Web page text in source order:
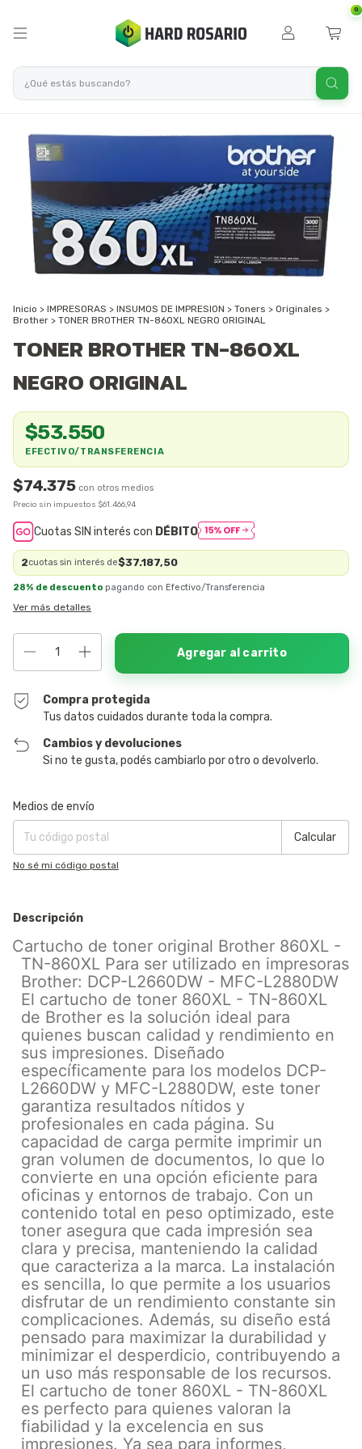
0
Inicio > IMPRESORAS > INSUMOS DE IMPRESION > Toners > Originales >
Brother > TONER BROTHER TN-860XL NEGRO ORIGINAL
TONER BROTHER TN-860XL
NEGRO ORIGINAL
$74.375
Precio sin impuestos $61.466,94
$53.550
EFECTIVO/TRANSFERENCIA
Cuotas SIN interés con DÉBITO
2cuotas sin interés de$37.187,50
28% de descuento pagando con Efectivo/Transferencia
Ver más detalles
Compra protegida
Tus datos cuidados durante toda la compra.
Cambios y devoluciones
Si no te gusta, podés cambiarlo por otro o devolverlo.
Entregas para el CP:
Medios de envío
Calcular
No sé mi código postal
Descripción
Cartucho de toner original Brother 860XL -
TN-860XL Para ser utilizado en impresoras
Brother: DCP-L2660DW - MFC-L2880DW
El cartucho de toner 860XL - TN-860XL
de Brother es la solución ideal para
quienes buscan calidad y rendimiento en
sus impresiones. Diseñado
específicamente para los modelos DCP-
L2660DW y MFC-L2880DW, este toner
garantiza resultados nítidos y
profesionales en cada página. Su
capacidad de carga permite imprimir un
gran volumen de documentos, lo que lo
convierte en una opción eficiente para
oficinas y entornos de trabajo. Con un
contenido total en peso optimizado, este
toner asegura que cada impresión sea
clara y precisa, manteniendo la calidad
que caracteriza a la marca. La instalación
es sencilla, lo que permite a los usuarios
disfrutar de un rendimiento constante sin
complicaciones. Además, su diseño está
pensado para maximizar la durabilidad y
minimizar el desperdicio, contribuyendo a
un uso más responsable de los recursos.
El cartucho de toner 860XL - TN-860XL
es perfecto para quienes valoran la
fiabilidad y la excelencia en sus
impresiones. Ya sea para informes,